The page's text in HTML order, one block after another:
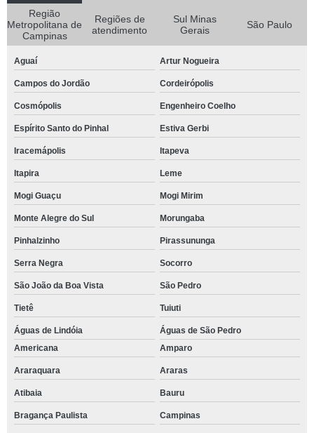
Região
Metropolitana de
Campinas
Regiões de
atendimento
Sul Minas
Gerais
São Paulo
Aguaí Artur Nogueira
Campos do Jordão Cordeirópolis
Cosmópolis Engenheiro Coelho
Espírito Santo do Pinhal Estiva Gerbi
Iracemápolis Itapeva
Itapira Leme
Mogi Guaçu Mogi Mirim
Monte Alegre do Sul Morungaba
Pinhalzinho Pirassununga
Serra Negra Socorro
São João da Boa Vista São Pedro
Tietê Tuiuti
Águas de Lindóia
Águas de São Pedro
Americana
Amparo
Araraquara Araras
Atibaia Bauru
Bragança Paulista Campinas